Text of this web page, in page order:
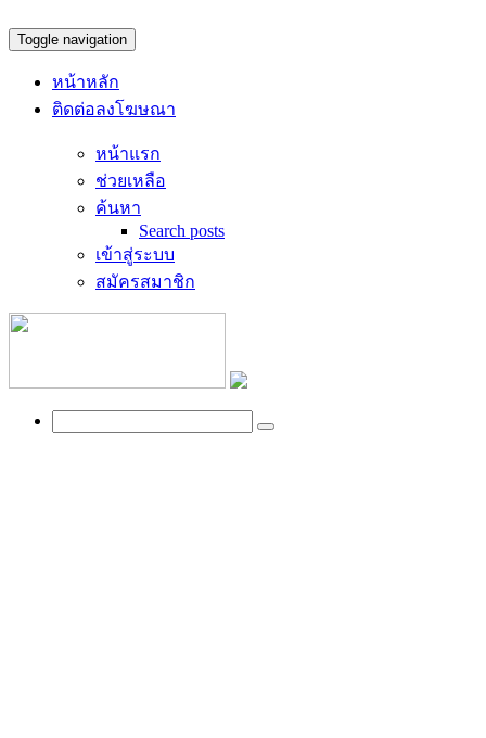
Toggle navigation
หน้าหลัก
ติดต่อลงโฆษณา
หน้าแรก
ช่วยเหลือ
ค้นหา
Search posts
เข้าสู่ระบบ
สมัครสมาชิก